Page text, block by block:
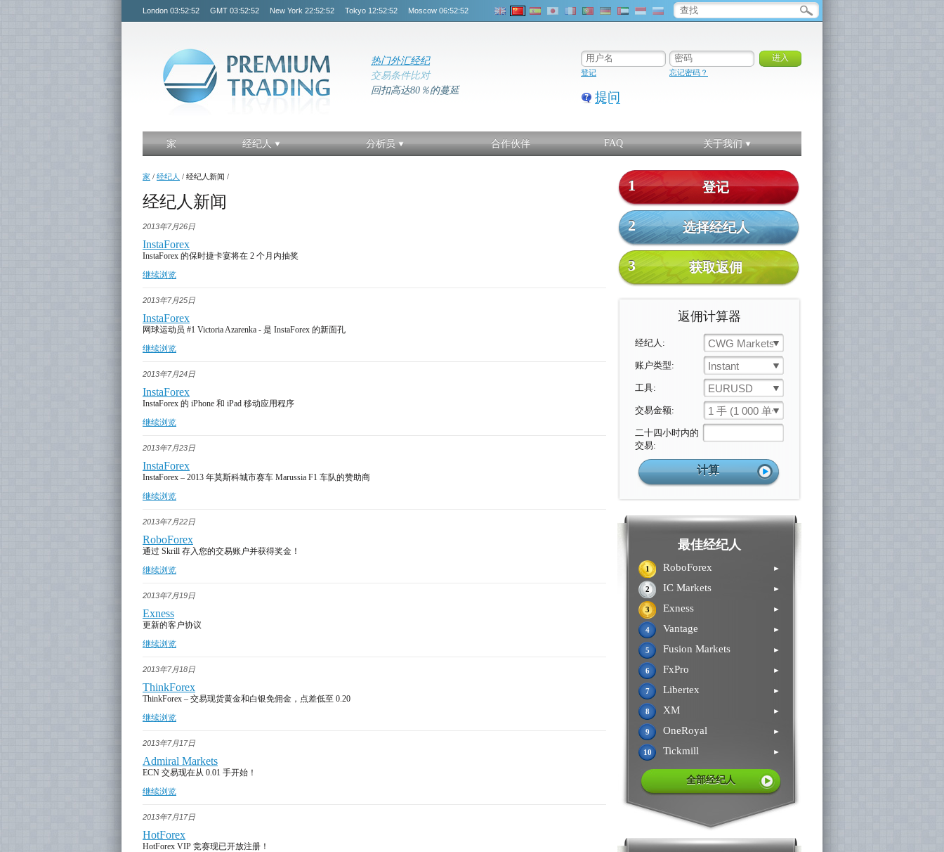
London 03:52:53 GMT 03:52:53 New York 22:52:53 Tokyo 12:52:53 Moscow 06:52:53
热门外汇经纪
交易条件比对
回扣高达80％的蔓延
登记 忘记密码？
提问
家 经纪人 分析员 合作伙伴 FAQ 关于我们
1 登记
2 选择经纪人
3 获取返佣
返佣计算器
经纪人: CWG Markets
账户类型: Instant
工具: EURUSD
交易金额: 1 手 (1 000 单位)
二十四小时内的
交易:
最佳经纪人
1 RoboForex ►
2 IC Markets ►
3 Exness ►
4 Vantage ►
5 Fusion Markets ►
6 FxPro ►
7 Libertex ►
8 XM ►
9 OneRoyal ►
10 Tickmill ►
全部经纪人
家 / 经纪人 / 经纪人新闻 /
经纪人新闻
2013年7月26日
InstaForex
InstaForex 的保时捷卡宴将在 2 个月内抽奖
继续浏览
2013年7月25日
InstaForex
网球运动员 #1 Victoria Azarenka - 是 InstaForex 的新面孔
继续浏览
2013年7月24日
InstaForex
InstaForex 的 iPhone 和 iPad 移动应用程序
继续浏览
2013年7月23日
InstaForex
InstaForex – 2013 年莫斯科城市赛车 Marussia F1 车队的赞助商
继续浏览
2013年7月22日
RoboForex
通过 Skrill 存入您的交易账户并获得奖金！
继续浏览
2013年7月19日
Exness
更新的客户协议
继续浏览
2013年7月18日
ThinkForex
ThinkForex – 交易现货黄金和白银免佣金，点差低至 0.20
继续浏览
2013年7月17日
Admiral Markets
ECN 交易现在从 0.01 手开始！
继续浏览
2013年7月17日
HotForex
HotForex VIP 竞赛现已开放注册！